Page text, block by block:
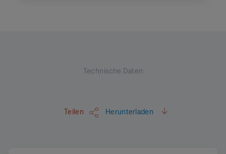
Technische Daten
Teilen Herunterladen